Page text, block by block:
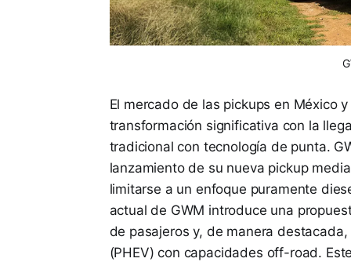
El mercado de las pickups en México
transformación significativa con la
tradicional con tecnología de punta.
lanzamiento de su nueva pickup
limitarse a un enfoque puramente
actual de GWM introduce una
de pasajeros y, de manera
(PHEV) con capacidades off-road.